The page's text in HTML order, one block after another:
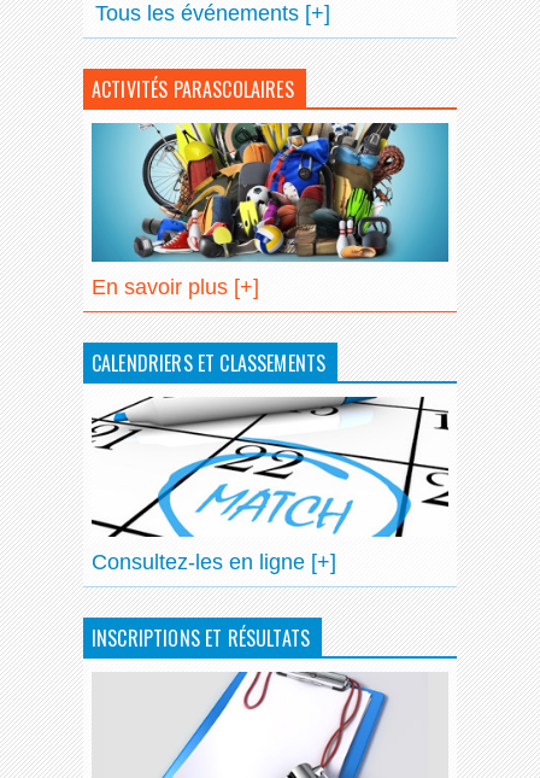
Tous les événements [+]
ACTIVITÉS PARASCOLAIRES
En savoir plus [+]
CALENDRIERS ET CLASSEMENTS
Consultez-les en ligne [+]
INSCRIPTIONS ET RÉSULTATS